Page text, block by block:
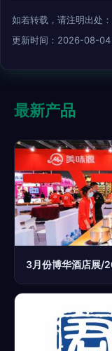
如若转载，请注明出
更新时间：2026-08-
最新产品
3月份博华酒店展/